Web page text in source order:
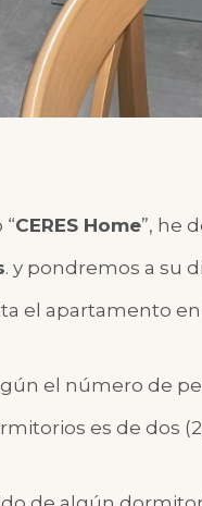
CERES Home”, he
. y pondremos a su
el apartamento
el número de
es de dos